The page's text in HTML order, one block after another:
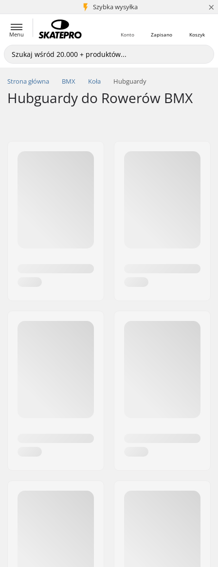
Szybka wysyłka
5+ mln klientów ×
Menu Koszyk
Zapisano
Konto
Strona główna BMX Koła Hubguardy
Hubguardy do Rowerów BMX